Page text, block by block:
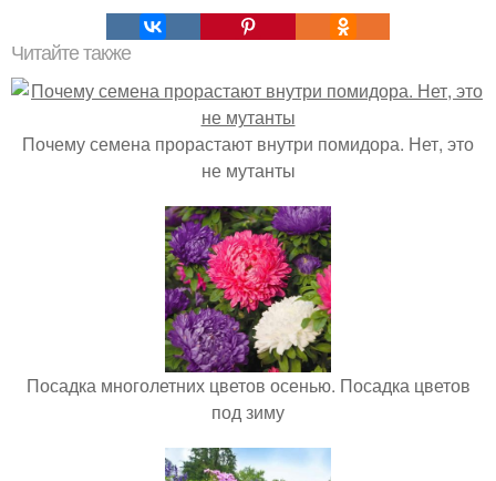
Читайте также
Почему семена прорастают внутри помидора. Нет, это
не мутанты
Посадка многолетних цветов осенью. Посадка цветов
под зиму